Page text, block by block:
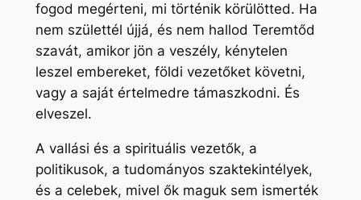
fogod megérteni, mi történik körülötted. Ha
nem születtél újjá, és nem hallod Teremtőd
szavát, amikor jön a veszély, kénytelen
leszel embereket, földi vezetőket követni,
vagy a saját értelmedre támaszkodni. És
elveszel.
A vallási és a spirituális vezetők, a
politikusok, a tudományos szaktekintélyek,
és a celebek, mivel ők maguk sem ismerték